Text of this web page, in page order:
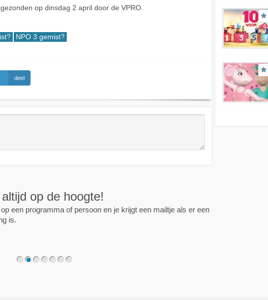
op dinsdag 2 april door de VPRO.
NPO 3 gemist?
deel
altijd op de hoogte!
een programma of persoon en je krijgt een mailtje als er een
is.